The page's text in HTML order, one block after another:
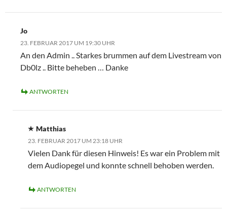
Jo
23. FEBRUAR 2017 UM 19:30 UHR
An den Admin .. Starkes brummen auf dem Livestream von
Db0lz .. Bitte beheben … Danke
ANTWORTEN
Matthias
23. FEBRUAR 2017 UM 23:18 UHR
Vielen Dank für diesen Hinweis! Es war ein Problem mit
dem Audiopegel und konnte schnell behoben werden.
ANTWORTEN